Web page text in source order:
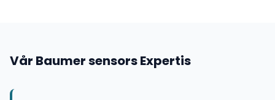
Vår Baumer sensorsExpertis